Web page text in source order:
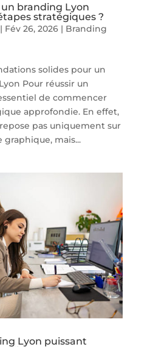
branding Lyon
stratégiques ?
| Fév 26, 2026| Branding
solides pour un
Pour réussir un
de commencer
approfondie. En effet,
pas uniquement sur
mais...
Lyon puissant